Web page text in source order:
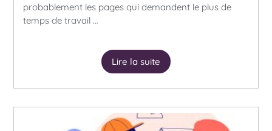
probablement les pages qui demandent le plus de
temps de travail …
Lire la suite